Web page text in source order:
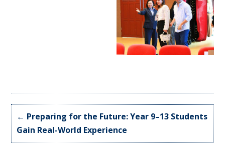
← Preparing for the Future: Year 9–13 Students
Gain Real-World Experience